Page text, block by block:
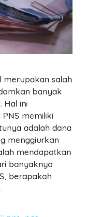
merupakan salah
banyak
Hal ini
memiliki
adalah dana
menggiurkan
mendapatkan
banyaknya
berapakah